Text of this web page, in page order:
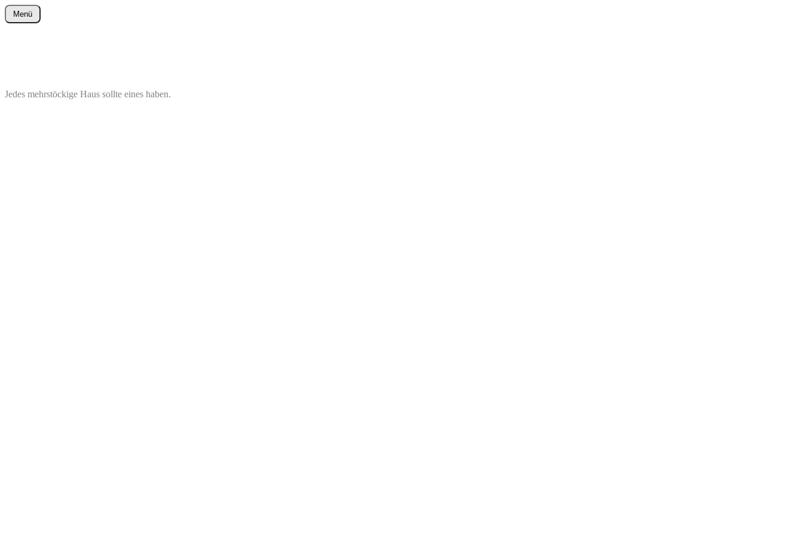
wurster-cartoon-blog.de
Menü
Zum
Inhalt
Jedes mehrstöckige Haus sollte eines haben.